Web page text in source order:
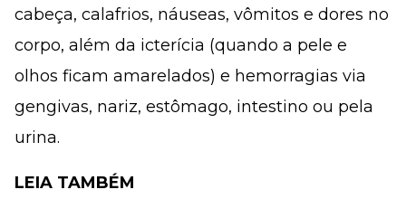
cabeça, calafrios, náuseas, vômitos e dores no
corpo, além da icterícia (quando a pele e
olhos ficam amarelados) e hemorragias via
gengivas, nariz, estômago, intestino ou pela
urina.
LEIA TAMBÉM